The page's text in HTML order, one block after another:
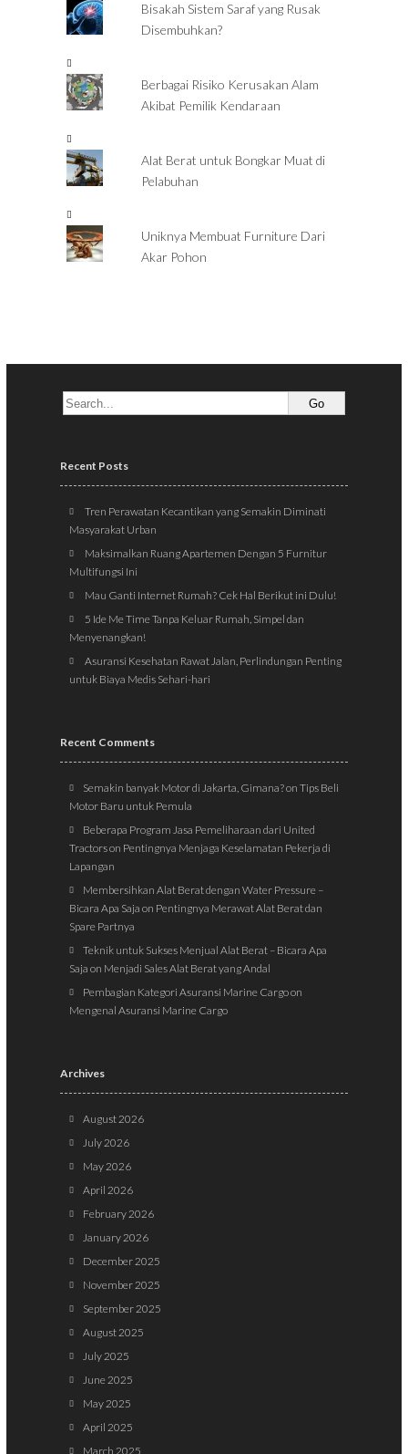
Bisakah Sistem Saraf yang Rusak
Disembuhkan?
Berbagai Risiko Kerusakan Alam
Akibat Pemilik Kendaraan
Alat Berat untuk Bongkar Muat di
Pelabuhan
Uniknya Membuat Furniture Dari
Akar Pohon
Recent Posts
Tren Perawatan Kecantikan yang Semakin Diminati
Masyarakat Urban
Maksimalkan Ruang Apartemen Dengan 5 Furnitur
Multifungsi Ini
Mau Ganti Internet Rumah? Cek Hal Berikut ini Dulu!
5 Ide Me Time Tanpa Keluar Rumah, Simpel dan
Menyenangkan!
Asuransi Kesehatan Rawat Jalan, Perlindungan Penting
untuk Biaya Medis Sehari-hari
Recent Comments
Semakin banyak Motor di Jakarta, Gimana?onTips Beli
Motor Baru untuk Pemula
Beberapa Program Jasa Pemeliharaan dari United
Tractorson Pentingnya Menjaga Keselamatan Pekerja di
Lapangan
Membersihkan Alat Berat dengan Water Pressure –
Bicara Apa Saja on Pentingnya Merawat Alat Berat dan
Spare Partnya
Teknik untuk Sukses Menjual Alat Berat – Bicara Apa
Saja on Menjadi Sales Alat Berat yang Andal
Pembagian Kategori Asuransi Marine Cargoon
Mengenal Asuransi Marine Cargo
Archives
August 2026
July 2026
May 2026
April 2026
February 2026
January 2026
December 2025
November 2025
September 2025
August 2025
July 2025
June 2025
May 2025
April 2025
March 2025